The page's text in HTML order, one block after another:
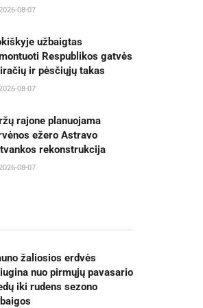
08-07
užbaigtas
Respublikos gatvės
ir pėsčiųjų takas
08-07
rajone planuojama
ežero Astravo
rekonstrukcija
08-07
žaliosios erdvės
nuo pirmųjų pavasario
iki rudens sezono